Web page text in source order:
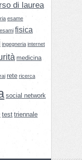
di laurea
esame
esami fisica
ingegneria internet
medicina
rai rete ricerca
social network
test triennale